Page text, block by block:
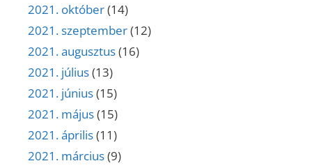
2021. október(14)
2021. szeptember(12)
2021. augusztus(16)
2021. július(13)
2021. június(15)
2021. május(15)
2021. április(11)
2021. március(9)